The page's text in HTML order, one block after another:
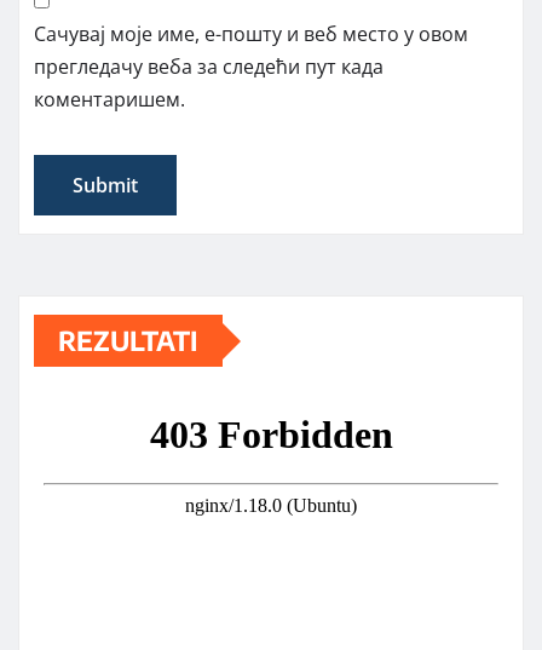
Сачувај моје име, е-пошту и веб место у овом
прегледачу веба за следећи пут када
коментаришем.
REZULTATI